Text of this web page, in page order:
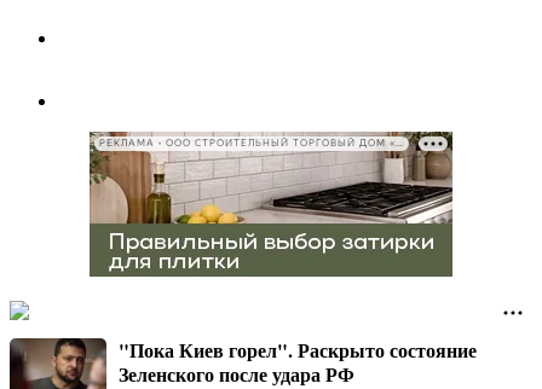
РЕКЛАМА • ООО СТРОИТЕЛЬНЫЙ ТОРГОВЫЙ ДОМ «ПЕТРОВИЧ», ИНН 7802348846
"Пока Киев горел". Раскрыто состояние
Зеленского после удара РФ